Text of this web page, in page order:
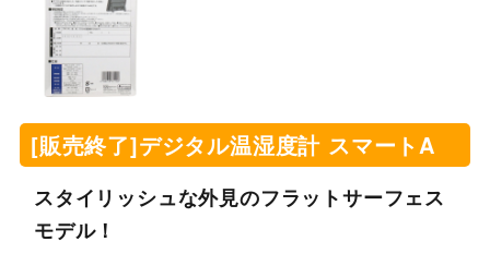
[販売終了]デジタル温湿度計 スマートA
スタイリッシュな外見のフラットサーフェス
モデル！